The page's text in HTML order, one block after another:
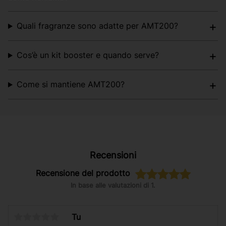
Quali fragranze sono adatte per AMT200?
Cos’è un kit booster e quando serve?
Come si mantiene AMT200?
Recensioni
Recensione del prodotto
In base alle valutazioni di 1.
Tu